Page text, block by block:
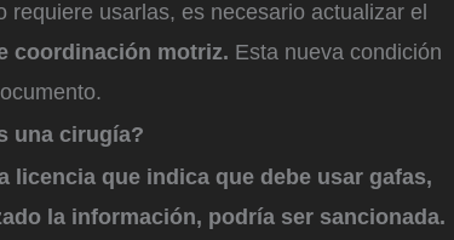
usarlas, es necesario actualizar el
coordinación motriz. Esta nueva condición
una cirugía?
licencia que indica que debe usar gafas,
la información, podría ser sancionada.